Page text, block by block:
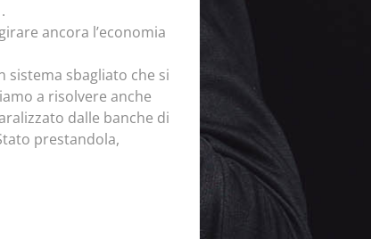
ancora l’economia
sbagliato che si
a risolvere anche
dalle banche di
prestandola,